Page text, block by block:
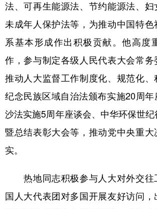
法、可再生能源法、节约能源法、妇
未成年人保护法等，为推动中国特色
系基本形成作出积极贡献。他高度
作，参与制定各级人民代表大会常务
推动人大监督工作制度化、规范化、
纪念民族区域自治法颁布实施20周
沙法实施5周年座谈会、中华环保世
暨总结表彰大会等，推动党中央重大
实。
热地同志积极参与人大对外交往
国人大代表团对多国开展友好访问